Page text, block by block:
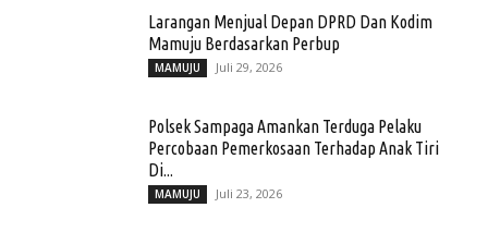
Larangan Menjual Depan DPRD Dan Kodim
Mamuju Berdasarkan Perbup
MAMUJU Juli 29, 2026
Polsek Sampaga Amankan Terduga Pelaku
Percobaan Pemerkosaan Terhadap Anak Tiri
Di...
MAMUJU Juli 23, 2026